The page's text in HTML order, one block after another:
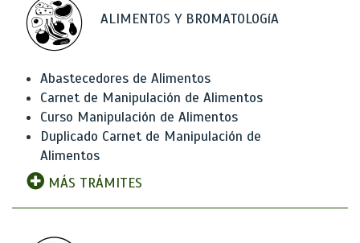
ALIMENTOS Y BROMATOLOGíA
Abastecedores de Alimentos
Carnet de Manipulación de Alimentos
Curso Manipulación de Alimentos
Duplicado Carnet de Manipulación de
Alimentos
MÁS TRÁMITES